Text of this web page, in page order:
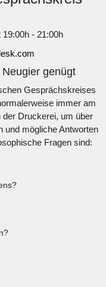
- 21:00h
genügt
Gesprächskreises
immer am
Druckerei, um über
und mögliche Antworten
Fragen sind: